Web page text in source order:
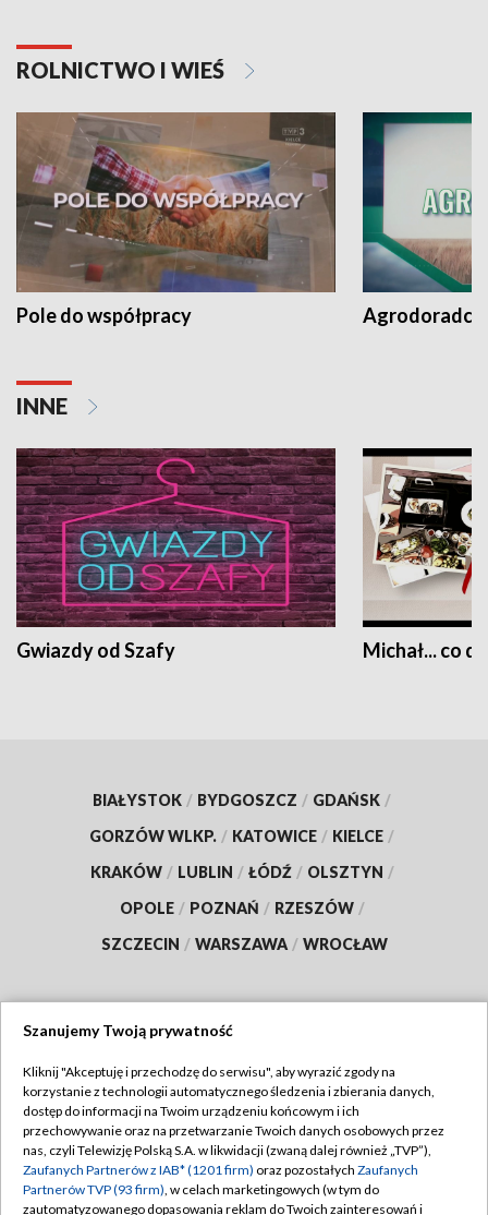
ROLNICTWO I WIEŚ
Pole do współpracy Agrodoradcy
INNE
Gwiazdy od Szafy Michał... co
BIAŁYSTOK / BYDGOSZCZ / GDAŃSK /
GORZÓW WLKP. / KATOWICE / KIELCE /
KRAKÓW / LUBLIN / ŁÓDŹ / OLSZTYN /
OPOLE / POZNAŃ / RZESZÓW /
SZCZECIN / WARSZAWA / WROCŁAW
TVP
Abonament TVP
Emisja w TVP
Centrum informacji TVP
Regulamin TVP
Polityka prywatności
Moje zgody
Szanujemy Twoją prywatność
Kliknij "Akceptuję i przechodzę do serwisu", aby wyrazić zgody na
korzystanie z technologii automatycznego śledzenia i zbierania danych,
dostęp do informacji na Twoim urządzeniu końcowym i ich
przechowywanie oraz na przetwarzanie Twoich danych osobowych przez
nas, czyli Telewizję Polską S.A. w likwidacji (zwaną dalej również „TVP”),
Zaufanych Partnerów z IAB* (1201 firm) oraz pozostałych Zaufanych
Partnerów TVP (93 firm), w celach marketingowych (w tym do
zautomatyzowanego dopasowania reklam do Twoich zainteresowań i